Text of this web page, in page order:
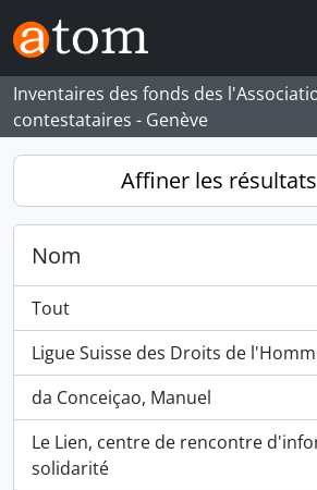
Skip to main content
Inventaires des fonds des
contestataires - Genève
Affiner les
Nom
Tout
Ligue Suisse des Droits de
, 1 résultats
da Conceiçao, Manuel
, 1 résultats
Le Lien, centre de rencontre
solidarité
, 1 résultats